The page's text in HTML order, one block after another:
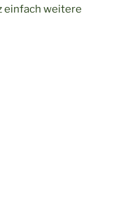
einfach weitere